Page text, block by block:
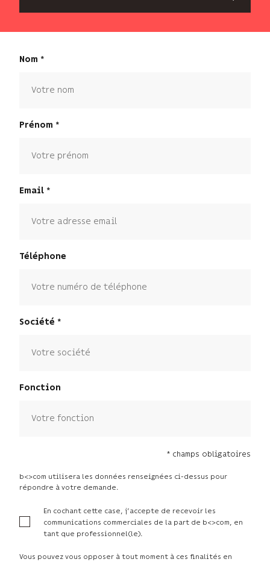
Nom
Prénom
Email
Téléphone
Société
Fonction
* champs obligatoires
b<>com utilisera les données renseignées ci-dessus pour
répondre à votre demande.
En cochant cette case, j’accepte de recevoir les
communications commerciales de la part de b<>com, en
tant que professionnel(le).
Vous pouvez vous opposer à tout moment à ces finalités en